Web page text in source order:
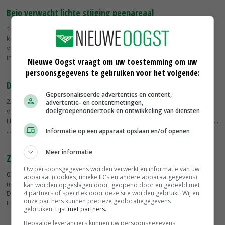
Bejo verwacht lichte stijging peenareaal
10-03-2021
- In Drenthe, Overijssel en Zeeland zal de teelt van peen
komend seizoen op beperkte schaal worden uitgebreid. De
verwachting is dat in Flevoland dit voorjaar minder peen wordt
ingezaaid.
Duits landbouwareaal blijft in tien jaar vrijwel gelijk
22-01-2021
- Het aantal landbouwbedrijven in Duitsland is sinds de
vorige landbouwtelling in 2010 met 12 procent gedaald tot 263.500.
Het gebruikte landbouwareaal bleef met 16,6 miljoen hectare vrijwel...
Zuid-Europees bloed maakt uien sterker tegen droogte
03-12-2020- Om uienrassen voor de teelt in Nederland sterker te
maken tegen het veranderende klimaat gebruiken veredelaars van
De Groot en Slot genetica die afkomstig is van uien die in Zuid-
Europa...
Nieuwe Oogst vraagt om uw toestemming om uw
persoonsgegevens te gebruiken voor het volgende:
Gepersonaliseerde advertenties en content,
advertentie- en contentmetingen,
doelgroepenonderzoek en ontwikkeling van diensten
Informatie op een apparaat opslaan en/of openen
Meer informatie
Uw persoonsgegevens worden verwerkt en informatie van uw
apparaat (cookies, unieke ID's en andere apparaatgegevens)
kan worden opgeslagen door, geopend door en gedeeld met
4 partners of specifiek door deze site worden gebruikt. Wij en
onze partners kunnen precieze geolocatiegegevens
gebruiken. Lijst met partners.
Bepaalde leveranciers kunnen uw persoonsgegevens